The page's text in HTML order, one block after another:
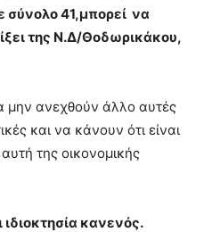
σύνολο 41,μπορεί να
της Ν.Δ/Θοδωρικάκου,
μην ανεχθούν άλλο αυτές
και να κάνουν ότι είναι
της οικονομικής
κανενός.